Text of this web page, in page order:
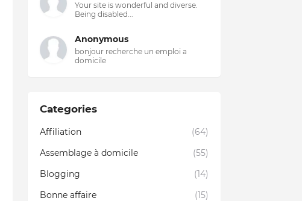
Your site is wonderful and diverse.
Being disabled...
Anonymous
bonjour recherche un emploi a
domicile
Categories
Affiliation
(64)
Assemblage à domicile
(55)
Blogging
(14)
Bonne affaire
(15)